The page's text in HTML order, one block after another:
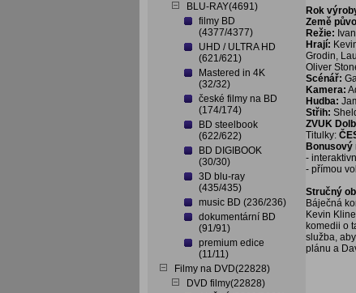
BLU-RAY(4691)
filmy BD
(4377/4377)
UHD / ULTRA HD
(621/621)
Mastered in 4K
(32/32)
české filmy na BD
(174/174)
BD steelbook
(622/622)
BD DIGIBOOK
(30/30)
3D blu-ray
(435/435)
music BD (236/236)
dokumentární BD
(91/91)
premium edice
(11/11)
Filmy na DVD(22828)
DVD filmy(22828)
Rok
Země
Režie:
Hrají:
Grodin,
Oliver
Scénář:
Kamera:
Hudba:
Střih:
ZVUK
Titulky:
Bonusový
-
- přímou
Stručný
Báječná
Kevin
komedii o
služba,
plánu a